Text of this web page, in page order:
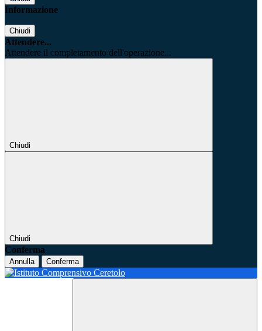
Informazione
Chiudi
Attendere...
Attendere il completamento dell'operazione...
Chiudi
Chiudi
Conferma
Annulla Conferma